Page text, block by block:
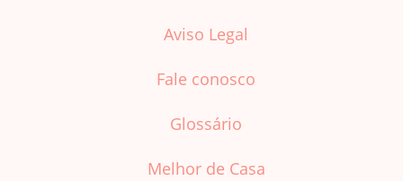
Aviso Legal
Fale conosco
Glossário
Melhor de Casa